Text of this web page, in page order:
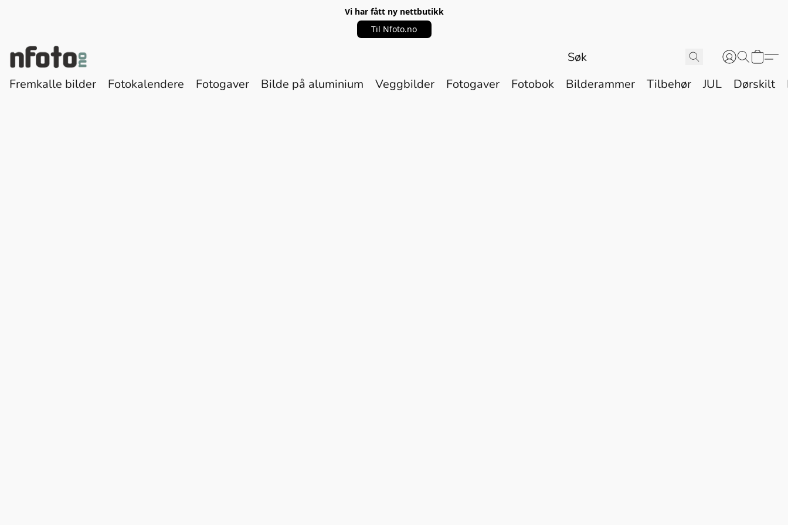
Vi har fått ny nettbutikk
Til Nfoto.no
Fremkalle bilder Fotokalendere Fotogaver Bilde på aluminium Veggbilder Fotogaver Fotobok Bilderammer Tilbehør JUL Dørskilt